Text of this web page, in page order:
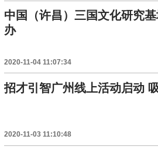
中国（许昌）三国文化研究
办
2020-11-04 11:07:34
招才引智广州线上活动启动
2020-11-03 11:10:48